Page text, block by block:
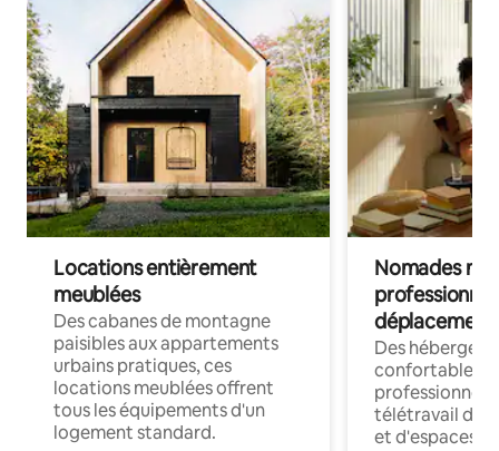
Locations entièrement
meublées
Des cabanes de montagne
paisibles aux appartements
urbains pratiques, ces
locations meublées offrent
tous les équipements d'un
logement standard.
Nomades
déplacement
Des
confortables
professionnels
télétravail
et d'espaces